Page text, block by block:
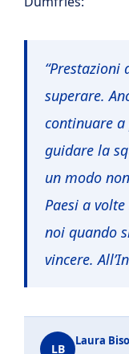
“Prestazioni
superare.
continuare
guidare la
un modo
Paesi a
noi quando
vincere.
LB
Laura